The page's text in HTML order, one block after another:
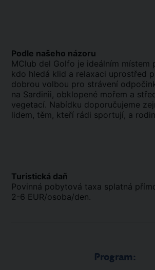
Podle našeho názoru
MClub del Golfo je ideálním místem
kdo hledá klid a relaxaci uprostřed
dobrou volbou pro strávení
na Sardinii, obklopené mořem a
vegetací. Nabídku doporučujeme
lidem, těm, kteří rádi sportují, a
Turistická daň
Povinná pobytová taxa splatná
2-6 EUR/osoba/den.
Program: